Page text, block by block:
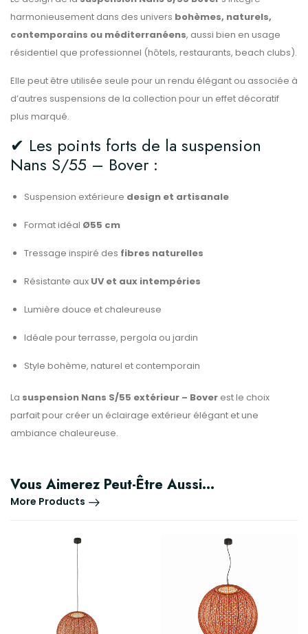
harmonieusement dans des univers bohèmes, naturels,
contemporains ou méditerranéens, aussi bien en usage
résidentiel que professionnel (hôtels, restaurants, beach clubs).
Elle peut être utilisée seule pour un rendu élégant ou associée à
d’autres suspensions de la collection pour un effet décoratif
plus marqué.
✔ Les points forts de la suspension
Nans S/55 – Bover :
Suspension extérieure design et artisanale
Format idéal Ø55 cm
Tressage inspiré des fibres naturelles
Résistante aux UV et aux intempéries
Lumière douce et chaleureuse
Idéale pour terrasse, pergola ou jardin
Style bohème, naturel et contemporain
La suspension Nans S/55 extérieur – Bover est le choix
parfait pour créer un éclairage extérieur élégant et une
ambiance chaleureuse.
Vous Aimerez Peut-Être Aussi…
More Products